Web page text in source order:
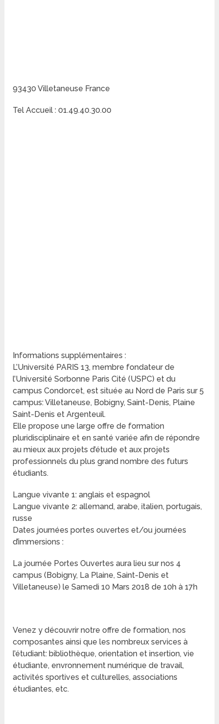
93430 Villetaneuse France
Tel Accueil : 01.49.40.30.00
Informations supplémentaires :
L’Université PARIS 13, membre fondateur de
l’Université Sorbonne Paris Cité (USPC) et du
campus Condorcet, est située au Nord de Paris sur 5
campus: Villetaneuse, Bobigny, Saint-Denis, Plaine
Saint-Denis et Argenteuil.
Elle propose une large offre de formation
pluridisciplinaire et en santé variée afin de répondre
au mieux aux projets d’étude et aux projets
professionnels du plus grand nombre des futurs
étudiants.
Langue vivante 1: anglais et espagnol
Langue vivante 2: allemand, arabe, italien, portugais,
russe
Dates journées portes ouvertes et/ou journées
d’immersions :
La journée Portes Ouvertes aura lieu sur nos 4
campus (Bobigny, La Plaine, Saint-Denis et
Villetaneuse) le Samedi 10 Mars 2018 de 10h à 17h
Venez y découvrir notre offre de formation, nos
composantes ainsi que les nombreux services à
l’étudiant: bibliothèque, orientation et insertion, vie
étudiante, envronnement numérique de travail,
activités sportives et culturelles, associations
étudiantes, etc.